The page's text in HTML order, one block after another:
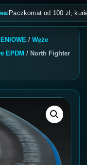
od 100 zł, kurier
/ Węże
EPDM / North Fighter